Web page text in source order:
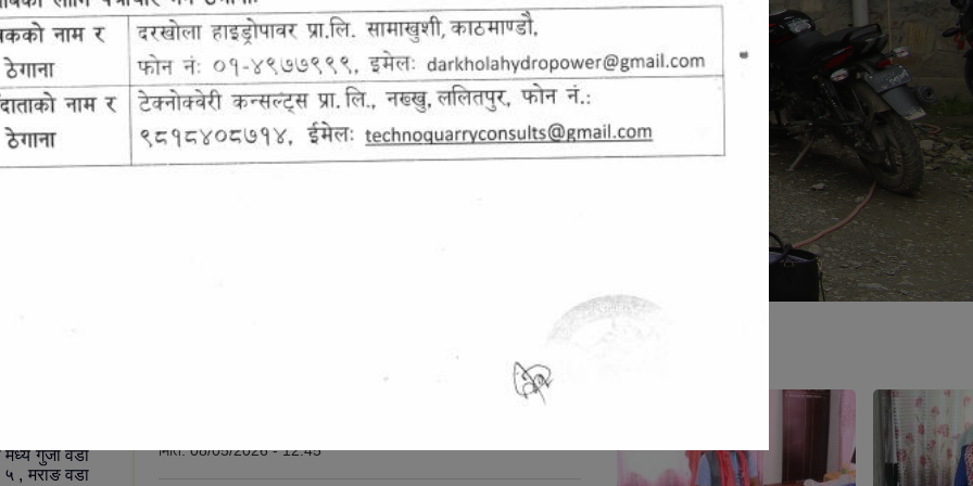
र ५ वटा
हो।
हो । यो
गुर्जा वडा
, मराङ वडा
मिति:08/05/2026 - 12:45